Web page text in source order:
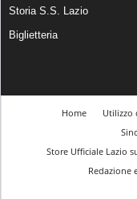
Storia S.S. Lazio
Biglietteria
Home Utilizzo
Store Ufficiale Lazio
Redazione